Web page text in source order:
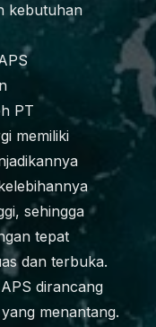
kebutuhan
PT
memiliki
sehingga
tepat
dan terbuka.
dirancang
menantang.